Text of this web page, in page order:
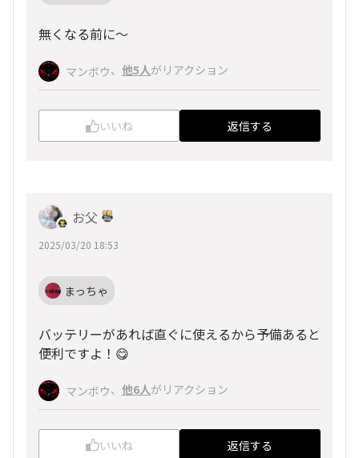
無くなる前に～
マンボウ、 他5人がリアクション
いいね 返信する
お父
2025/03/20 18:53
まっちゃ
バッテリーがあれば直ぐに使えるから予備あると
便利ですよ！😋
マンボウ、 他6人がリアクション
いいね 返信する